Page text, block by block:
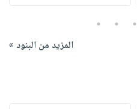
3
4
5
المزيد من البنود »